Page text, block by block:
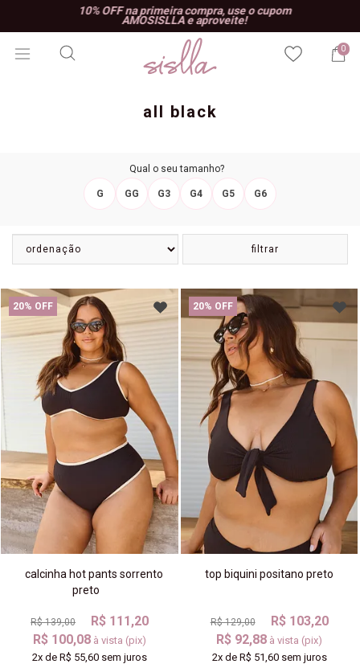
10% OFF na primeira compra, use o cupom
AMOSISLLA e aproveite!
0
all black
Qual o seu tamanho?
G GG G3 G4 G5 G6
filtrar
20% OFF
calcinha hot pants sorrento
preto
R$ 139,00
R$ 111,20
R$ 100,08 à vista (pix)
2x deR$ 55,60 sem juros
20% OFF
top biquini positano preto
R$ 129,00
R$ 103,20
R$ 92,88 à vista (pix)
2xde R$ 51,60sem juros